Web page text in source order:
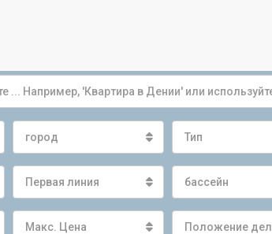
город Тип
Первая линия бассейн
Макс. Цена Положение дел